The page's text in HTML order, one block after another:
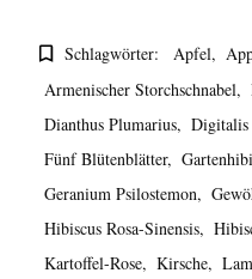
Schlagwörter: Apfel
Armenischer Storchschnabel
Dianthus Plumarius
Digitalis
Fünf Blütenblätter
Geranium Psilostemon
Hibiscus Rosa-Sinensis
Kartoffel-Rose
Kirsche